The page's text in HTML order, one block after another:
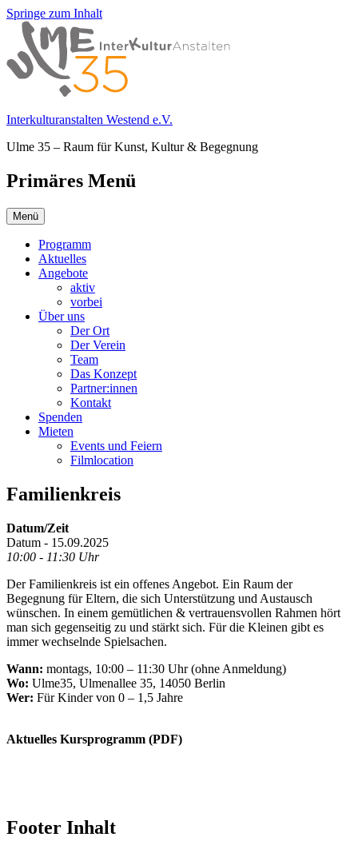
Springe zum Inhalt
Interkulturanstalten Westend e.V.
Ulme 35 – Raum für Kunst, Kultur & Begegnung
Primäres Menü
Menü
Programm
Aktuelles
Angebote
aktiv
vorbei
Über uns
Der Ort
Der Verein
Team
Das Konzept
Partner:innen
Kontakt
Spenden
Mieten
Events und Feiern
Filmlocation
Familienkreis
Datum/Zeit
Datum - 15.09.2025
10:00 - 11:30 Uhr
Der Familienkreis ist ein offenes Angebot. Ein Raum der
Begegnung für Eltern, die sich Unterstützung und Austausch
wünschen. In einem gemütlichen & vertrauensvollen Rahmen hört
man sich gegenseitig zu und stärkt sich. Für die Kleinen gibt es
immer wechselnde Spielsachen.
Wann: montags, 10:00 – 11:30 Uhr (ohne Anmeldung)
Wo: Ulme35, Ulmenallee 35, 14050 Berlin
Wer: Für Kinder von 0 – 1,5 Jahre
Aktuelles Kursprogramm (PDF)
Footer Inhalt